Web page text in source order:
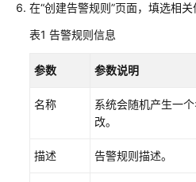
指
南
最
实
性
在“创建告警规则”页面，填选相关
表1 告警规则信息
参数 参数说明
名称
系统会随机产生一
改。
描述 告警规则描述。